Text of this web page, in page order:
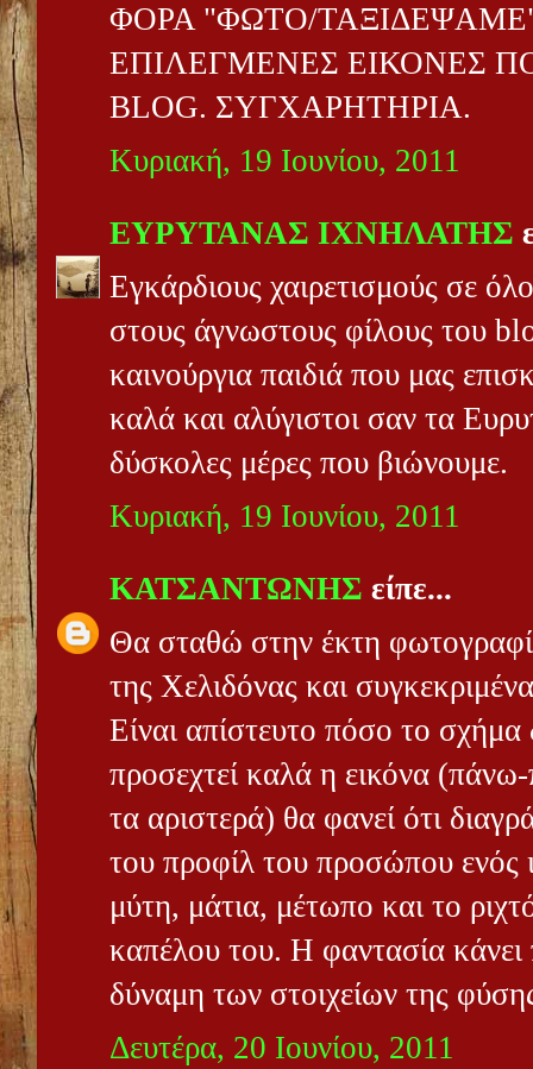
ΦΟΡΑ "ΦΩΤΟ/
ΕΠΙΛΕΓΜΕΝΕΣ ΕΙΚΟΝΕΣ
BLOG. ΣΥΓΧΑΡΗΤΗΡΙΑ.
Κυριακή, 19 Ιουνίου, 2011
ΕΥΡΥΤΑΝΑΣ ΙΧΝΗΛΑΤΗΣ
Εγκάρδιους χαιρετισμούς σε
στους άγνωστους φίλους του
καινούργια παιδιά που μας
καλά και αλύγιστοι σαν τα
δύσκολες μέρες που βιώνουμε.
Κυριακή, 19 Ιουνίου, 2011
ΚΑΤΣΑΝΤΩΝΗΣ είπε...
Θα σταθώ στην έκτη
της Χελιδόνας και
Είναι απίστευτο πόσο το
προσεχτεί καλά η εικόνα
τα αριστερά) θα φανεί ότι
του προφίλ του προσώπου ενός
μύτη, μάτια, μέτωπο και το
καπέλου του. Η φαντασία κάνει
δύναμη των στοιχείων της
Δευτέρα, 20 Ιουνίου, 2011